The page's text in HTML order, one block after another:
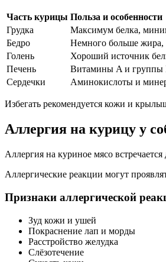
Часть курицы Польза и особенности
Грудка
Максимум белка,
Бедро
Немного больше жира,
Голень
Хороший источник
Печень
Витамины A и группы
Сердечки
Аминокислоты и
Избегать рекомендуется кожи и
Аллергия на курицу у
Аллергия на куриное мясо
Аллергические реакции могут
Признаки аллергической
Зуд кожи и ушей
Покраснение лап и морды
Расстройство желудка
Слёзотечение